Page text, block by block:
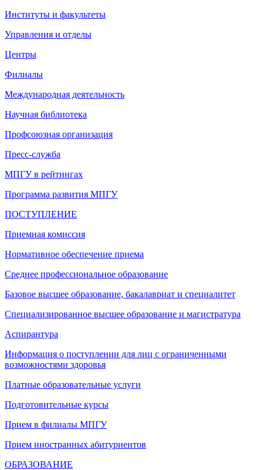
Институты и факультеты
Управления и отделы
Центры
Филиалы
Международная деятельность
Научная библиотека
Профсоюзная организация
Пресс-служба
МПГУ в рейтингах
Программа развития МПГУ
ПОСТУПЛЕНИЕ
Приемная комиссия
Нормативное обеспечение приема
Среднее профессиональное образование
Базовое высшее образование, бакалавриат и специалитет
Специализированное высшее образование и магистратура
Аспирантура
Информация о поступлении для лиц с ограниченными
возможностями здоровья
Платные образовательные услуги
Подготовительные курсы
Прием в филиалы МПГУ
Прием иностранных абитуриентов
ОБРАЗОВАНИЕ